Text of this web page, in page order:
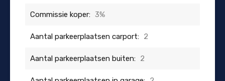
Commissie koper: 3%
Aantal parkeerplaatsen carport: 2
Aantal parkeerplaatsen buiten: 2